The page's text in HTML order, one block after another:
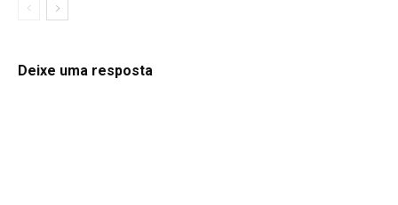
Deixe uma resposta